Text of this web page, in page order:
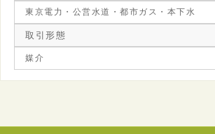
東京電力・公営水道・都市ガス・本下水
取引形態
媒介